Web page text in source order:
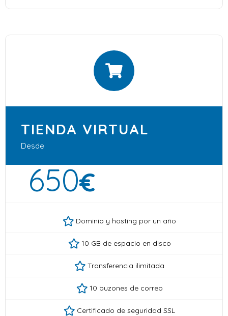
TIENDA VIRTUAL
Desde
650€
Dominio y hosting por un año
10 GB de espacio en disco
Transferencia ilimitada
10 buzones de correo
Certificado de seguridad SSL